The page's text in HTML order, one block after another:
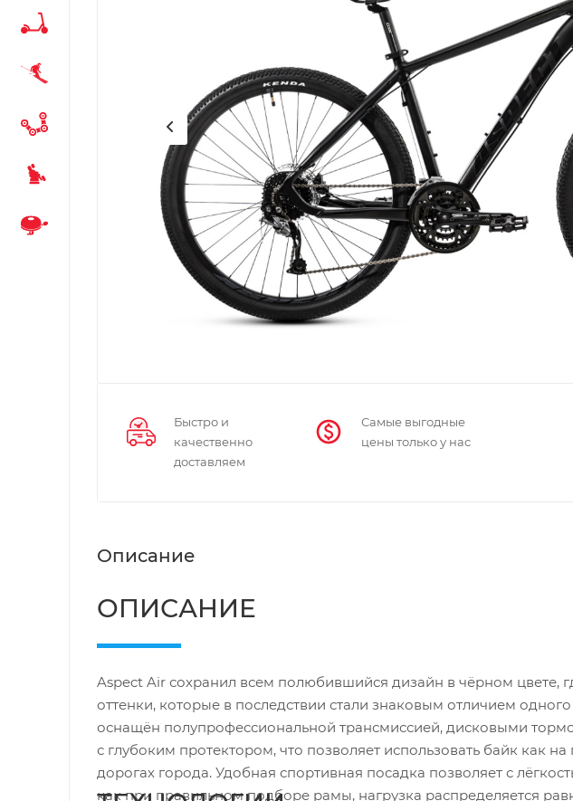
Быстро и
качественно
доставляем
Самые выгодные
цены только у нас
Описание
ОПИСАНИЕ
Aspect Air сохранил всем полюбившийся дизайн в чёрном цвете,
оттенки, которые в последствии стали знаковым отличием
оснащён полупрофессиональной трансмиссией, дисковыми
с глубоким протектором, что позволяет использовать байк как
дорогах города. Удобная спортивная посадка позволяет с
как при правильном подборе рамы, нагрузка распределяется